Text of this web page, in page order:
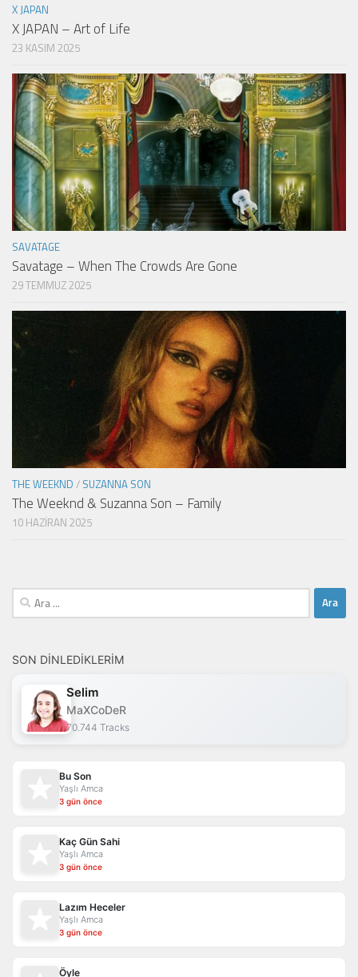
X JAPAN
X JAPAN – Art of Life
23 KASIM 2025
SAVATAGE
Savatage – When The Crowds Are Gone
29 TEMMUZ 2025
THE WEEKND / SUZANNA SON
The Weeknd & Suzanna Son – Family
10 HAZIRAN 2025
Arama:
SON DINLEDIKLERIM
Selim
MaXCoDeR
70.744 Tracks
Bu Son
Yaşlı Amca
3 gün önce
Kaç Gün Sahi
Yaşlı Amca
3 gün önce
Lazım Heceler
Yaşlı Amca
3 gün önce
Öyle